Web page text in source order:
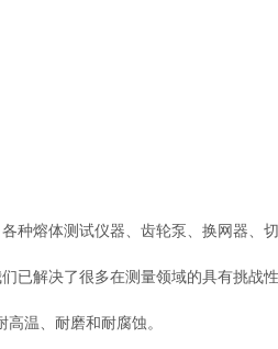
熔体测试仪器、齿轮泵、换网器、
解决了很多在测量领域的具有挑战
温、耐磨和耐腐蚀。